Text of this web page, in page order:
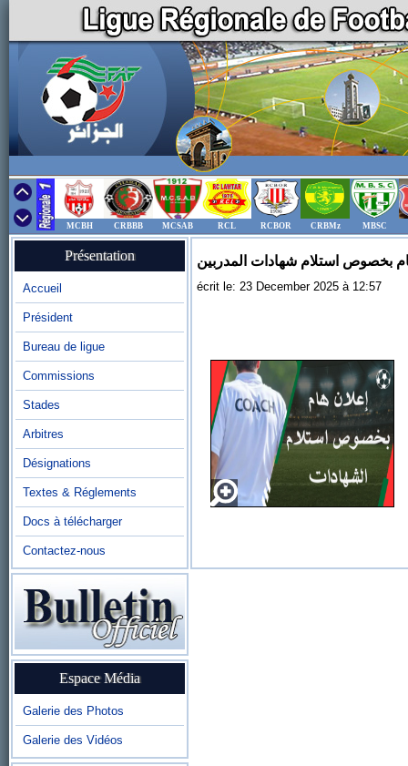
MCBH CRBBB MCSAB RCL RCBOR CRBMz MBSC
Présentation
Accueil
Président
Bureau de ligue
Commissions
Stades
Arbitres
Désignations
Textes & Réglements
Docs à télécharger
Contactez-nous
Espace Média
Galerie des Photos
Galerie des Vidéos
بخصوص استلام شهادات المدربين
écrit le: 23 December 2025 à 12:57